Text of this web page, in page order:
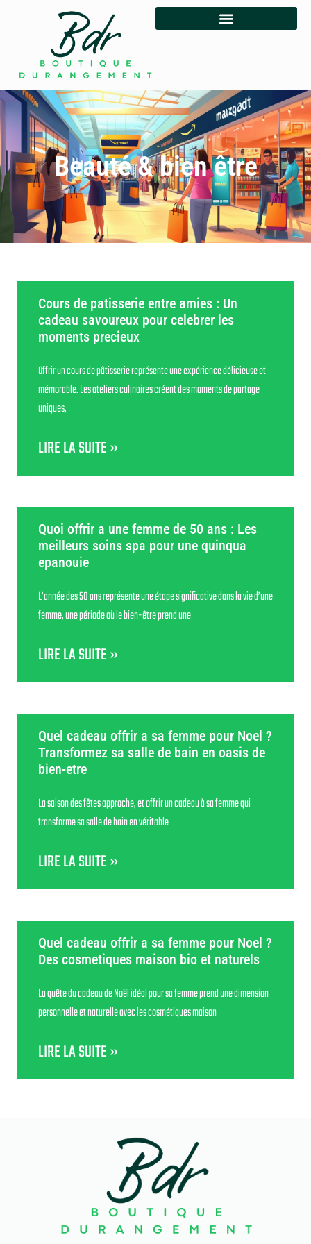
Beauté & bien être
Cours de patisserie entre amies : Un
cadeau savoureux pour celebrer les
moments precieux
Offrir un cours de pâtisserie représente une expérience délicieuse et
mémorable. Les ateliers culinaires créent des moments de partage
uniques,
LIRE LA SUITE »
Quoi offrir a une femme de 50 ans : Les
meilleurs soins spa pour une quinqua
epanouie
L’année des 50 ans représente une étape significative dans la vie d’une
femme, une période où le bien-être prend une
LIRE LA SUITE »
Quel cadeau offrir a sa femme pour Noel ?
Transformez sa salle de bain en oasis de
bien-etre
La saison des fêtes approche, et offrir un cadeau à sa femme qui
transforme sa salle de bain en véritable
LIRE LA SUITE »
Quel cadeau offrir a sa femme pour Noel ?
Des cosmetiques maison bio et naturels
La quête du cadeau de Noël idéal pour sa femme prend une dimension
personnelle et naturelle avec les cosmétiques maison
LIRE LA SUITE »